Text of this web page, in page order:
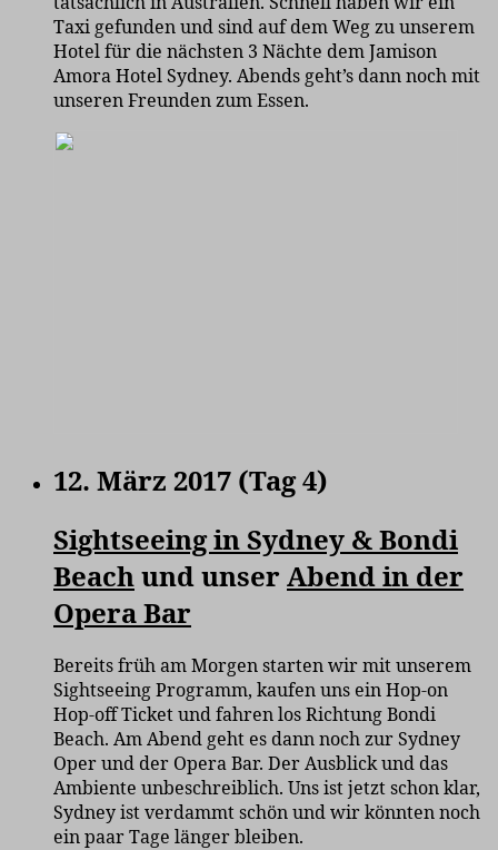
Taxi gefunden und sind auf dem Weg zu unserem
Hotel für die nächsten 3 Nächte dem Jamison
Amora Hotel Sydney. Abends geht’s dann noch mit
unseren Freunden zum Essen.
12. März 2017 (Tag 4)
Sightseeing in Sydney & Bondi
Beach und unser Abend in der
Opera Bar
Bereits früh am Morgen starten wir mit unserem
Sightseeing Programm, kaufen uns ein Hop-on
Hop-off Ticket und fahren los Richtung Bondi
Beach. Am Abend geht es dann noch zur Sydney
Oper und der Opera Bar. Der Ausblick und das
Ambiente unbeschreiblich. Uns ist jetzt schon klar,
Sydney ist verdammt schön und wir könnten noch
ein paar Tage länger bleiben.